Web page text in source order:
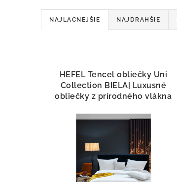
R
a
NAJLACNEJŠIE NAJDRAHŠIE
HEFEL Tencel obliečky Uni
Collection BIELA| Luxusné
obliečky z prírodného vlákna